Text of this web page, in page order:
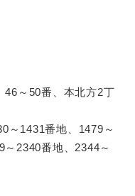
46～50番、本北方2丁
～1431番地、1479～
2340番地、2344～